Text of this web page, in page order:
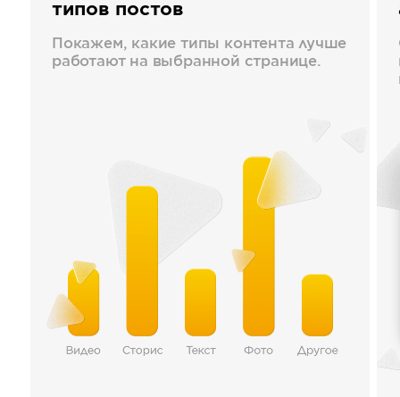
типов постов
Покажем, какие типы контента лучше
работают на выбранной странице.